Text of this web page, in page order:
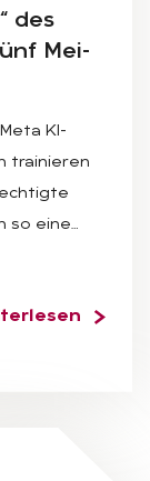
des
Mei­
KI-
trainieren
so eine…